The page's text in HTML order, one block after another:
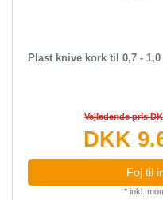
Plast knive kork til 0,7 -
Vejledende pris
DKK
Foj til
* inkl.